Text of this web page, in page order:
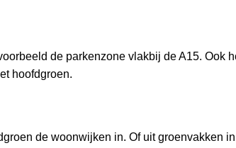
de parkenzone vlakbij de A15. Ook
hoofdgroen.
de woonwijken in. Of uit groenvakken